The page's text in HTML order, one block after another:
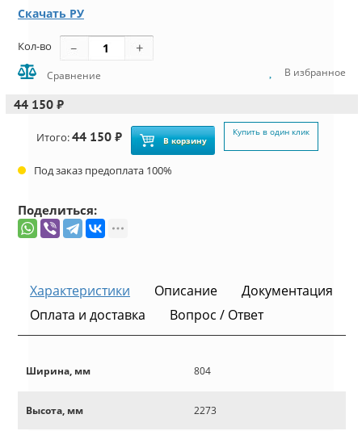
Скачать РУ
Кол-во
Сравнение В избранное
44 150 ₽
Итого:44 150 ₽ В корзину
Купить в один клик
Под заказ предоплата 100%
Поделиться:
Характеристики Описание
Документация
Оплата и доставка
Вопрос / Ответ
Ширина, мм 804
Высота, мм 2273